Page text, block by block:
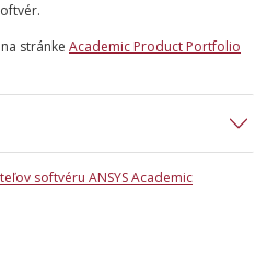
stránke Academic Product Portfolio
softvéru ANSYS Academic